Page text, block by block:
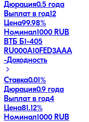
Дюрация0.5 года
Выплат в год12
Цена99.98%
Номинал1000 RUB
ВТБ Б1-405
RU000A10FED3AAA
-Доходность
Ставка0.01%
Дюрация0.9 года
Выплат в год4
Цена81.12%
Номинал1000 RUB